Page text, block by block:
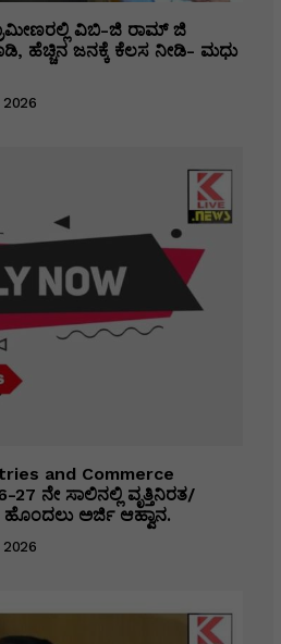
ವಿಬಿ-ಜಿ ರಾಮ್ ಜಿ
ಹೆಚ್ಚಿನ ಜನಕ್ಕೆ ಕೆಲಸ ನೀಡಿ- ಮಧು
2026
and Commerce
ನೇ ಸಾಲಿನಲ್ಲಿ ವೃತ್ತಿನಿರತ/
ಅರ್ಜಿ ಆಹ್ವಾನ.
2026